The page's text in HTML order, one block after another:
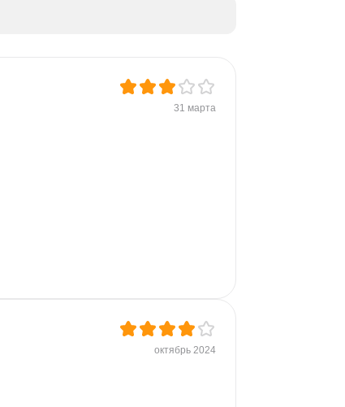
31 марта
октябрь 2024